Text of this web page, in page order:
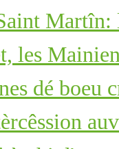
Martîn:
les
dé boeu